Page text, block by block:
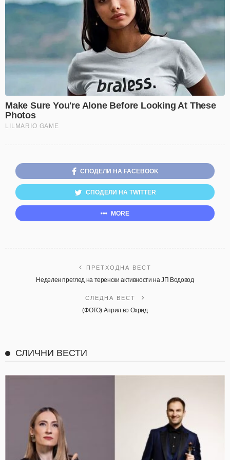
СПОДЕЛИ НА FACEBOOK
СПОДЕЛИ НА TWITTER
MORE
ПРЕТХОДНА ВЕСТ
Неделен преглед на теренски активности на ЈП Водовод
СЛЕДНА ВЕСТ
(ФОТО) Април во Охрид
СЛИЧНИ ВЕСТИ